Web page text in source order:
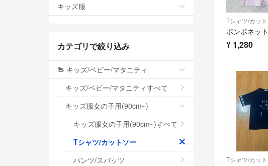
Tシャツ/カッ
¥ 1,280
Tシャツ/カッ
キッズ服
カテゴリで絞り込み
キッズ/ベビー/マタニティ
キッズ/ベビー/マタニティすべて
キッズ服女の子用(90cm~)
キッズ服女の子用(90cm~)すべて
Tシャツ/カットソー
パンツ/スパッツ